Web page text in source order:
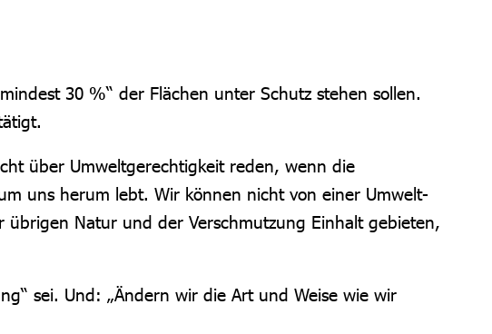
30 %“ der Flächen unter Schutz stehen sollen.
über Umweltgerechtigkeit reden, wenn die
uns herum lebt. Wir können nicht von einer Umwelt-
Natur und der Verschmutzung Einhalt gebieten,
sei. Und: „Ändern wir die Art und Weise wie wir